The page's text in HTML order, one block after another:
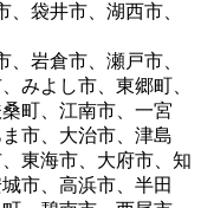
袋井市、湖西市、
岩倉市、瀬戸市、
みよし市、東郷町、
町、江南市、一宮
市、大治市、津島
東海市、大府市、知
市、高浜市、半田